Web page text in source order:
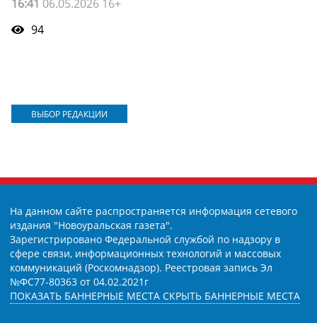
16:41 06.05.2026 16+
94
ВЫБОР РЕДАКЦИИ
На данном сайте распространяется информация сетевого
издания "Новоуральская газета".
Зарегистрировано Федеральной службой по надзору в
сфере связи, информационных технологий и массовых
коммуникаций (Роскомнадзор). Реестровая запись Эл
№ФС77-80363 от 04.02.2021г
ПОКАЗАТЬ БАННЕРНЫЕ МЕСТА СКРЫТЬ БАННЕРНЫЕ МЕСТА